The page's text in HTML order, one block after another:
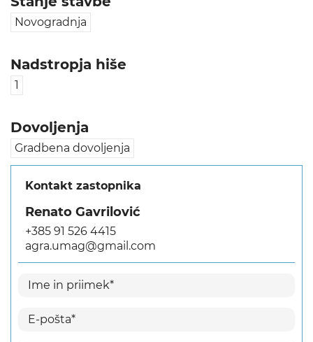
Novogradnja
Nadstropja hiše
1
Dovoljenja
Gradbena dovoljenja
Kontakt zastopnika
Renato Gavrilović
+385 91 526 4415
agra.umag@gmail.com